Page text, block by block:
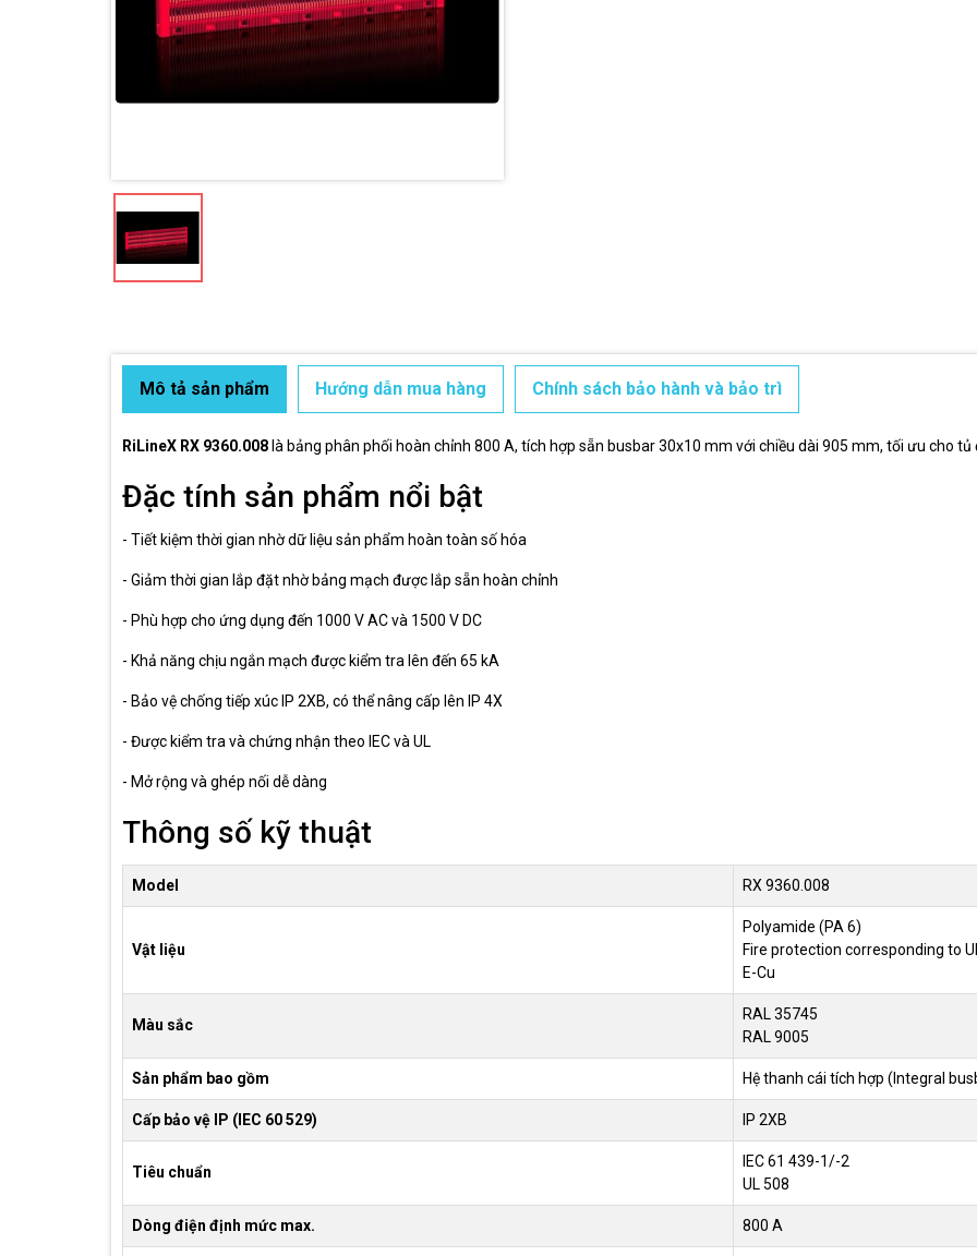
Mô tả sản phẩm Hướng dẫn mua hàng Chính sách bảo hành và bảo trì
RiLineX RX 9360.008là bảng phân phối hoàn chỉnh 800 A, tích hợp sẵn busbar 30x10 mm với chiều dài 905 mm, tối ưu cho
Đặc tính sản phẩm nổi bật
- Tiết kiệm thời gian nhờ dữ liệu sản phẩm hoàn toàn số hóa
- Giảm thời gian lắp đặt nhờ bảng mạch được lắp sẵn hoàn chỉnh
- Phù hợp cho ứng dụng đến 1000 V AC và 1500 V DC
- Khả năng chịu ngắn mạch được kiểm tra lên đến 65 kA
- Bảo vệ chống tiếp xúc IP 2XB, có thể nâng cấp lên IP 4X
- Được kiểm tra và chứng nhận theo IEC và UL
- Mở rộng và ghép nối dễ dàng
Thông số kỹ thuật
Model RX 9360.008
Vật liệu
Polyamide (PA 6)
Fire protection corresponding to
E-Cu
Màu sắc
RAL 35745
RAL 9005
Sản phẩm bao gồm Hệ thanh cái tích hợp (Integral
Cấp bảo vệ IP (IEC 60 529) IP 2XB
Tiêu chuẩn
IEC 61 439-1/-2
UL 508
Dòng điện định mức max. 800 A